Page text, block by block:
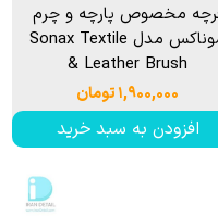
مخصوص پارچه و چرم
سوناکس مدل Sonax Textile
& Leather Brush
۱,۹۰۰,۰۰۰ تومان
افزودن به سبد خرید